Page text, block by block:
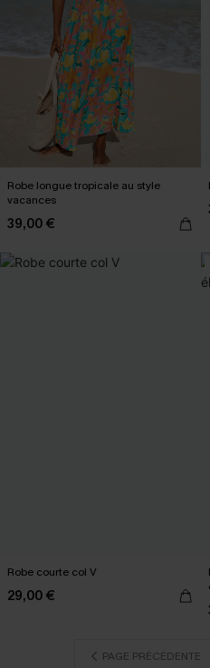
Robe longue tropicale au style
vacances
39,00 €
Robe courte col V
29,00 €
PAGE PRÉCÉDENTE